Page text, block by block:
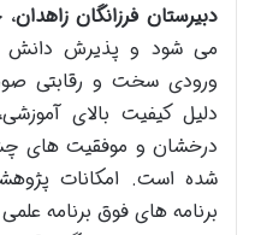
دبیرستان فرزانگان زاهدان
می شود و پذیرش دانش
ورودی سخت و رقابتی
دلیل کیفیت بالای
درخشان و موفقیت های
شده است. امکانات
برنامه های فوق برنامه